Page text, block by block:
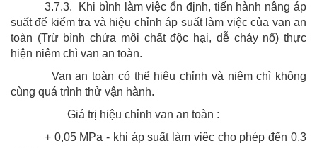
3.7.3. Khi bình làm việc ổn định, tiến hành nâng áp
suất để kiểm tra và hiệu chỉnh áp suất làm việc của van an
toàn (Trừ bình chứa môi chất độc hại, dễ cháy nổ) thực
hiện niêm chì van an toàn.
Van an toàn có thể hiệu chỉnh và niêm chì không
cùng quá trình thử vận hành.
Giá trị hiệu chỉnh van an toàn :
+ 0,05 MPa - khi áp suất làm việc cho phép đến 0,3